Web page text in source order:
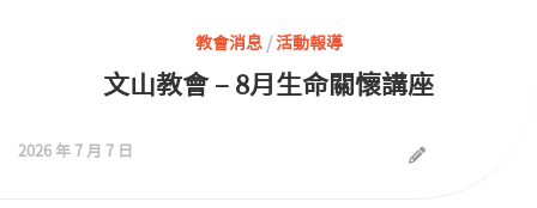
教會消息/活動報導
文山教會 – 8月生命關懷講座
2026 年 7 月 7 日